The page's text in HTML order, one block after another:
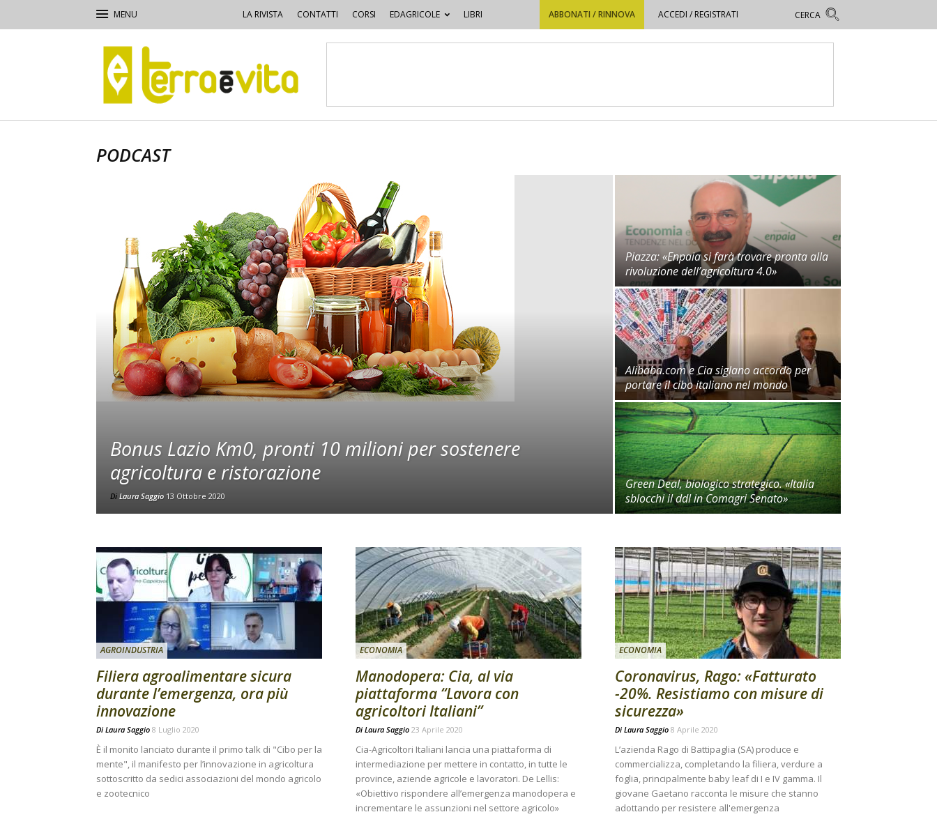
LA RIVISTA CONTATTI CORSI EDAGRICOLE LIBRI ABBONATI / RINNOVA ACCEDI / REGISTRATI
e
Vita
PODCAST
Bonus Lazio Km0, pronti 10 milioni per sostenere
agricoltura e ristorazione
Di Laura Saggio 13 Ottobre 2020
Piazza: «Enpaia si farà trovare pronta alla
rivoluzione dell’agricoltura 4.0»
Alibaba.com e Cia siglano accordo per
portare il cibo italiano nel mondo
Green Deal, biologico strategico. «Italia
sblocchi il ddl in Comagri Senato»
AGROINDUSTRIA
Filiera agroalimentare sicura
durante l’emergenza, ora più
innovazione
Di Laura Saggio 8 Luglio 2020
È il monito lanciato durante il primo talk di "Cibo per la
mente", il manifesto per l’innovazione in agricoltura
sottoscritto da sedici associazioni del mondo agricolo
e zootecnico
ECONOMIA
Manodopera: Cia, al via
piattaforma “Lavora con
agricoltori Italiani”
Di Laura Saggio 23 Aprile 2020
Cia-Agricoltori Italiani lancia una piattaforma di
intermediazione per mettere in contatto, in tutte le
province, aziende agricole e lavoratori. De Lellis:
«Obiettivo rispondere all’emergenza manodopera e
incrementare le assunzioni nel settore agricolo»
ECONOMIA
Coronavirus, Rago: «Fatturato
-20%. Resistiamo con misure di
sicurezza»
Di Laura Saggio 8 Aprile 2020
L’azienda Rago di Battipaglia (SA) produce e
commercializza, completando la filiera, verdure a
foglia, principalmente baby leaf di I e IV gamma. Il
giovane Gaetano racconta le misure che stanno
adottando per resistere all'emergenza